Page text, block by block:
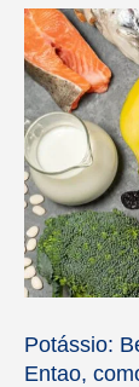
Potássio:
Entao,